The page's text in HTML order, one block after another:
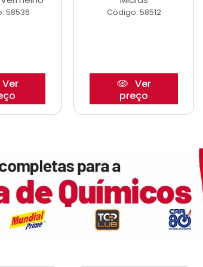
58536
Ver
Código: 58512
Ver
preço